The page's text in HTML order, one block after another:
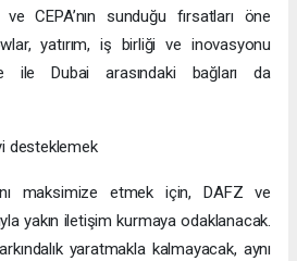
CEPA’nın sunduğu fırsatları öne
yatırım, iş birliği ve inovasyonu
ile Dubai arasındaki bağları da
desteklemek
maksimize etmek için, DAFZ ve
yakın iletişim kurmaya odaklanacak.
yaratmakla kalmayacak, aynı